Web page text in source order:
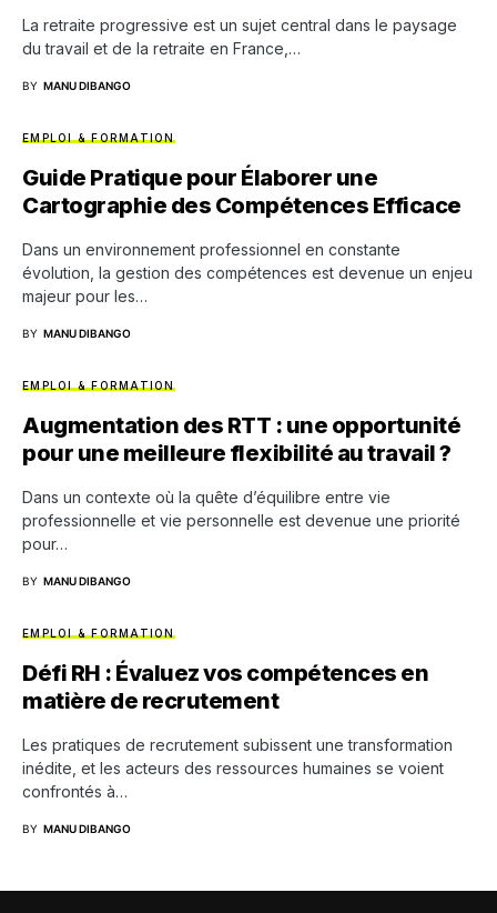
La retraite progressive est un sujet central dans le paysage
du travail et de la retraite en France,…
BY MANU DIBANGO
EMPLOI & FORMATION
Guide Pratique pour Élaborer une
Cartographie des Compétences Efficace
Dans un environnement professionnel en constante
évolution, la gestion des compétences est devenue un enjeu
majeur pour les…
BY MANU DIBANGO
EMPLOI & FORMATION
Augmentation des RTT : une opportunité
pour une meilleure flexibilité au travail ?
Dans un contexte où la quête d’équilibre entre vie
professionnelle et vie personnelle est devenue une priorité
pour…
BY MANU DIBANGO
EMPLOI & FORMATION
Défi RH : Évaluez vos compétences en
matière de recrutement
Les pratiques de recrutement subissent une transformation
inédite, et les acteurs des ressources humaines se voient
confrontés à…
BY MANU DIBANGO